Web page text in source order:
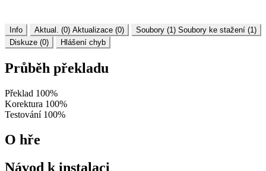
Info Aktual. (0) Aktualizace (0) Soubory (1) Soubory ke stažení (1)
Diskuze (0)
Hlášení chyb
Průběh překladu
Překlad 100%
Korektura 100%
Testování 100%
O hře
Návod k instalaci